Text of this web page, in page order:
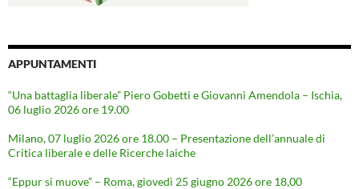
APPUNTAMENTI
“Una battaglia liberale” Piero Gobetti e Giovanni Amendola – Ischia,
06 luglio 2026 ore 19.00
Milano, 07 luglio 2026 ore 18.00 – Presentazione dell’annuale di
Critica liberale e delle Ricerche laiche
“Eppur si muove” – Roma, giovedì 25 giugno 2026 ore 18,00